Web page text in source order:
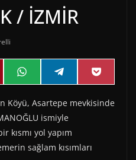
/ İZMİR
Share
on
W
h
t
s
A
p
p
Share
on
e
e
g
r
a
m
Share
on
P
o
k
Köyü, Asartepe mevkisinde
ismiyle
kısmı yol yapım
sağlam kısımları